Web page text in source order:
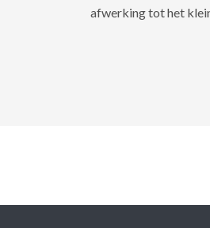
afwerking tot het